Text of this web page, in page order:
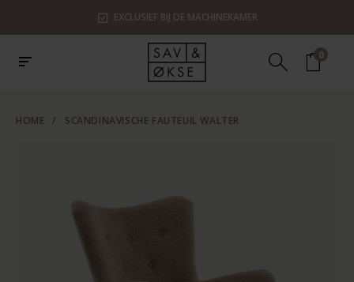
EXCLUSIEF BIJ DE MACHINEKAMER
0
HOME / SCANDINAVISCHE FAUTEUIL WALTER